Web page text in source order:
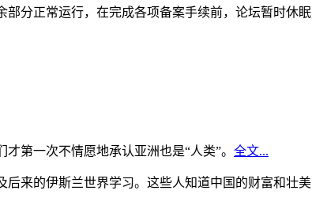
分正常运行，在完成各项备案手续前，论坛暂时休
第一次不情愿地承认亚洲也是“人类”。 全文...
来的伊斯兰世界学习。这些人知道中国的财富和壮